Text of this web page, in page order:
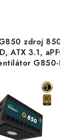
zdroj
ATX 3.1,
G850-